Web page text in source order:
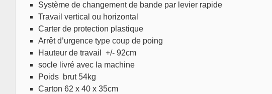
Système de changement de bande par levier rapide
Travail vertical ou horizontal
Carter de protection plastique
Arrêt d’urgence type coup de poing
Hauteur de travail +/- 92cm
socle livré avec la machine
Poids brut 54kg
Carton 62 x 40 x 35cm